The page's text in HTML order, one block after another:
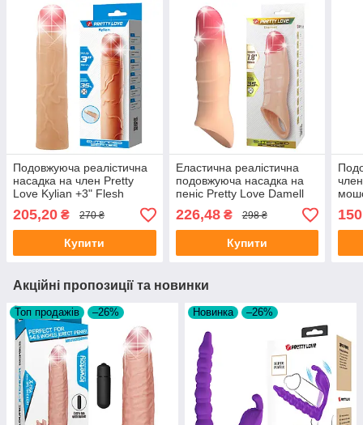
Подовжуюча реалістична
насадка на член Pretty
Love Kylian +3" Flesh
205,20 ₴ 270 ₴
Купити
Еластична реалістична
подовжуюча насадка на
пеніс Pretty Love Damell
226,48₴ 298 ₴
Купити
Акційні пропозиції та новинки
Топ продажів –26% Новинка –26%